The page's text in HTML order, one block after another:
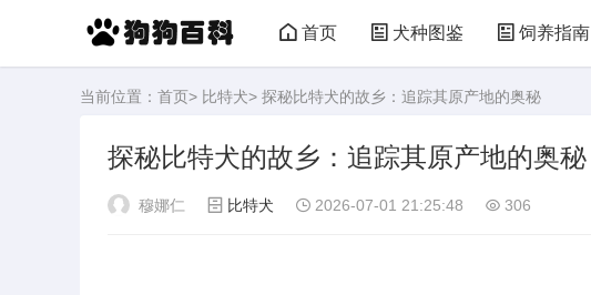
首页 犬种图鉴 饲养指南
当前位置： 首页> 比特犬> 探秘比特犬的故乡：追踪其原产地的奥秘
探秘比特犬的故乡：追踪其原产地的奥秘
穆娜仁 比特犬 2026-07-01 21:25:48 306